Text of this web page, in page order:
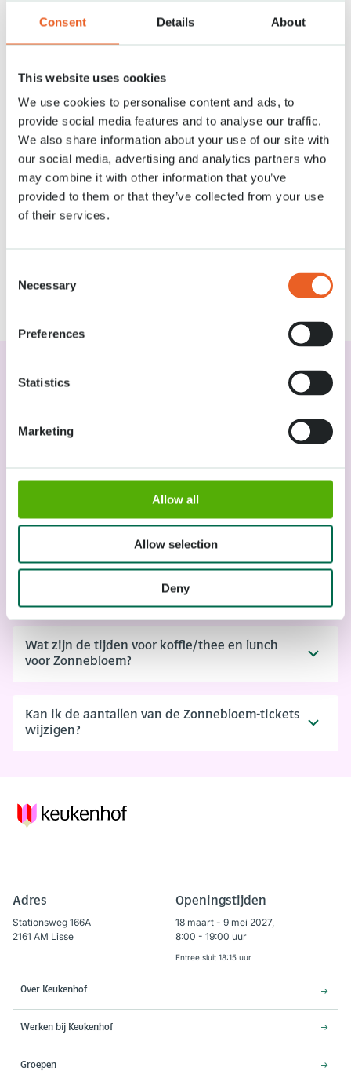
Consent Details About
This website uses cookies
We use cookies to personalise content and ads, to
provide social media features and to analyse our traffic.
We also share information about your use of our site with
our social media, advertising and analytics partners who
may combine it with other information that you’ve
provided to them or that they’ve collected from your use
of their services.
Selection
Necessary
Preferences
Statistics
Marketing
Allow all
Allow selection
Deny
Julianapaviljoen waar wij een speciale ruimte voor uw groep hebben
De planning is als volgt:
11:00 uur koffie/thee met appeltaart
13:00 uur lunch met soep, broodje kroket, broodje kaas, broodje ham, jus
d’orange en melk
Voor beide arrangementen geldt dat u uw Zonnebloem-embleem duidelijk
zichtbaar onder uw voorruit kunt leggen, zo kunt u gratis parkeren.
Rolstoelen kunt u huren via De Zonnebloem.
Let op!
arrangement gaat volledig
online en via het
. Neem voor meer
Wat zijn de tijden voor koffie/thee en lunch
voor Zonnebloem?
Kan ik de aantallen van de Zonnebloem-tickets
wijzigen?
Adres
Stationsweg 166A
2161 AM Lisse
Openingstijden
18 maart - 9 mei 2027,
8:00 - 19:00 uur
Entree sluit 18:15 uur
Over Keukenhof
Werken bij Keukenhof
Groepen